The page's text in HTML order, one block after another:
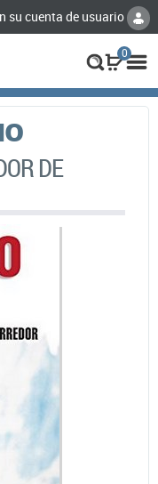
su cuenta de usuario
0
DE